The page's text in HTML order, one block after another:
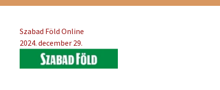
Szabad Föld Online
2024. december 29.